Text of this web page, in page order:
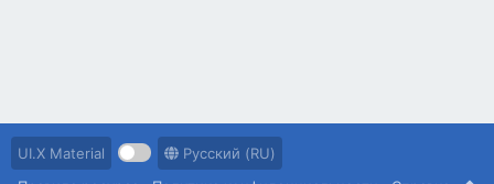
UI.X Material
Русский (RU)